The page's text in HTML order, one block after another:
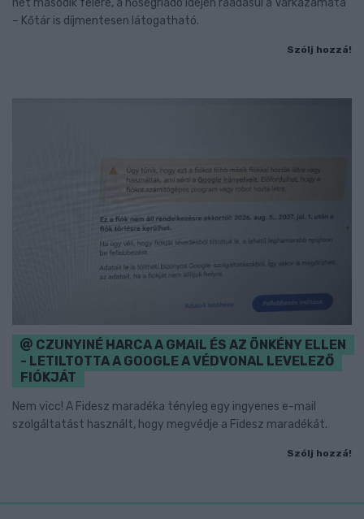
hét második felére, a hőségriadó idején ráadásul a Várkazamata
– Kőtár is díjmentesen látogatható.
Szólj hozzá!
CZUNYINÉ HARCA A GMAIL ÉS AZ ÖNKÉNY ELLEN
- LETILTOTTA A GOOGLE A VÉDVONAL LEVELEZŐ
FIÓKJÁT
Nem vicc! A Fidesz maradéka tényleg egy ingyenes e-mail
szolgáltatást használt, hogy megvédje a Fidesz maradékát.
Szólj hozzá!